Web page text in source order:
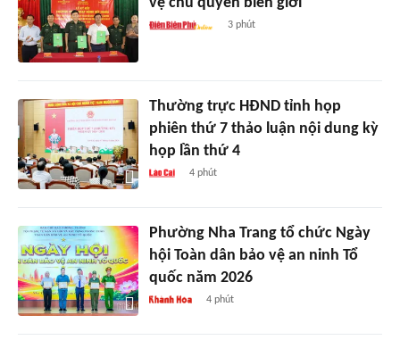
3 phút
Thường trực HĐND tỉnh họp
phiên thứ 7 thảo luận nội dung kỳ
họp lần thứ 4
4 phút
Phường Nha Trang tổ chức Ngày
hội Toàn dân bảo vệ an ninh Tổ
quốc năm 2026
4 phút